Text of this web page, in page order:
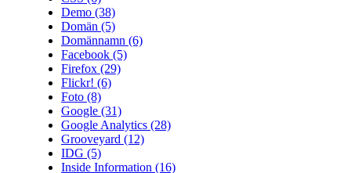
Demo (38)
Domän (5)
Domännamn (6)
Facebook (5)
Firefox (29)
Flickr! (6)
Foto (8)
Google (31)
Google Analytics (28)
Grooveyard (12)
IDG (5)
Inside Information (16)